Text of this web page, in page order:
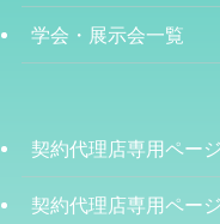
学会・展示会一覧
契約代理店専用ペー
契約代理店専用ペー